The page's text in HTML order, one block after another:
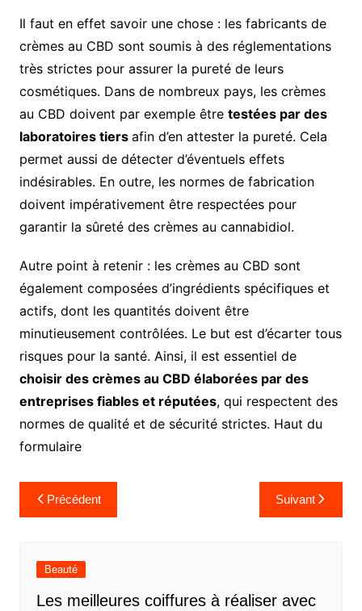
Il faut en effet savoir une chose : les fabricants de
crèmes au CBD sont soumis à des réglementations
très strictes pour assurer la pureté de leurs
cosmétiques. Dans de nombreux pays, les crèmes
au CBD doivent par exemple être testées par des
laboratoires tiers afin d’en attester la pureté. Cela
permet aussi de détecter d’éventuels effets
indésirables. En outre, les normes de fabrication
doivent impérativement être respectées pour
garantir la sûreté des crèmes au cannabidiol.
Autre point à retenir : les crèmes au CBD sont
également composées d’ingrédients spécifiques et
actifs, dont les quantités doivent être
minutieusement contrôlées. Le but est d’écarter tous
risques pour la santé. Ainsi, il est essentiel de
choisir des crèmes au CBD élaborées par des
entreprises fiables et réputées, qui respectent des
normes de qualité et de sécurité strictes. Haut du
formulaire
Navigation
de
Précédent Suivant
Beauté
Les meilleures coiffures à réaliser avec